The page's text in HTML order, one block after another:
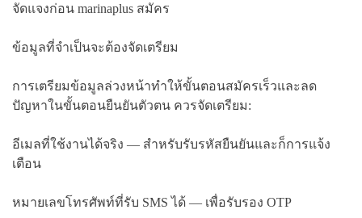
จัดแจงก่อน marinaplus สมัคร
ข้อมูลที่จำเป็นจะต้องจัดเตรียม
การเตรียมข้อมูลล่วงหน้าทำให้ขั้นตอนสมัครเร็วและลด
ปัญหาในขั้นตอนยืนยันตัวตน ควรจัดเตรียม:
อีเมลที่ใช้งานได้จริง — สำหรับรับรหัสยืนยันและก็การแจ้ง
เตือน
หมายเลขโทรศัพท์ที่รับ SMS ได้ — เพื่อรับรอง OTP